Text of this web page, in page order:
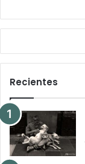
Recientes